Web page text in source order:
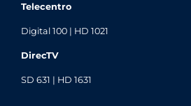
Telecentro
Digital 100 | HD 1021
DirecTV
SD 631 | HD 1631